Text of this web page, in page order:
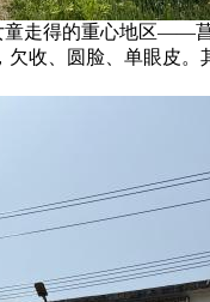
得的重心地区——
、圆脸、单眼皮。